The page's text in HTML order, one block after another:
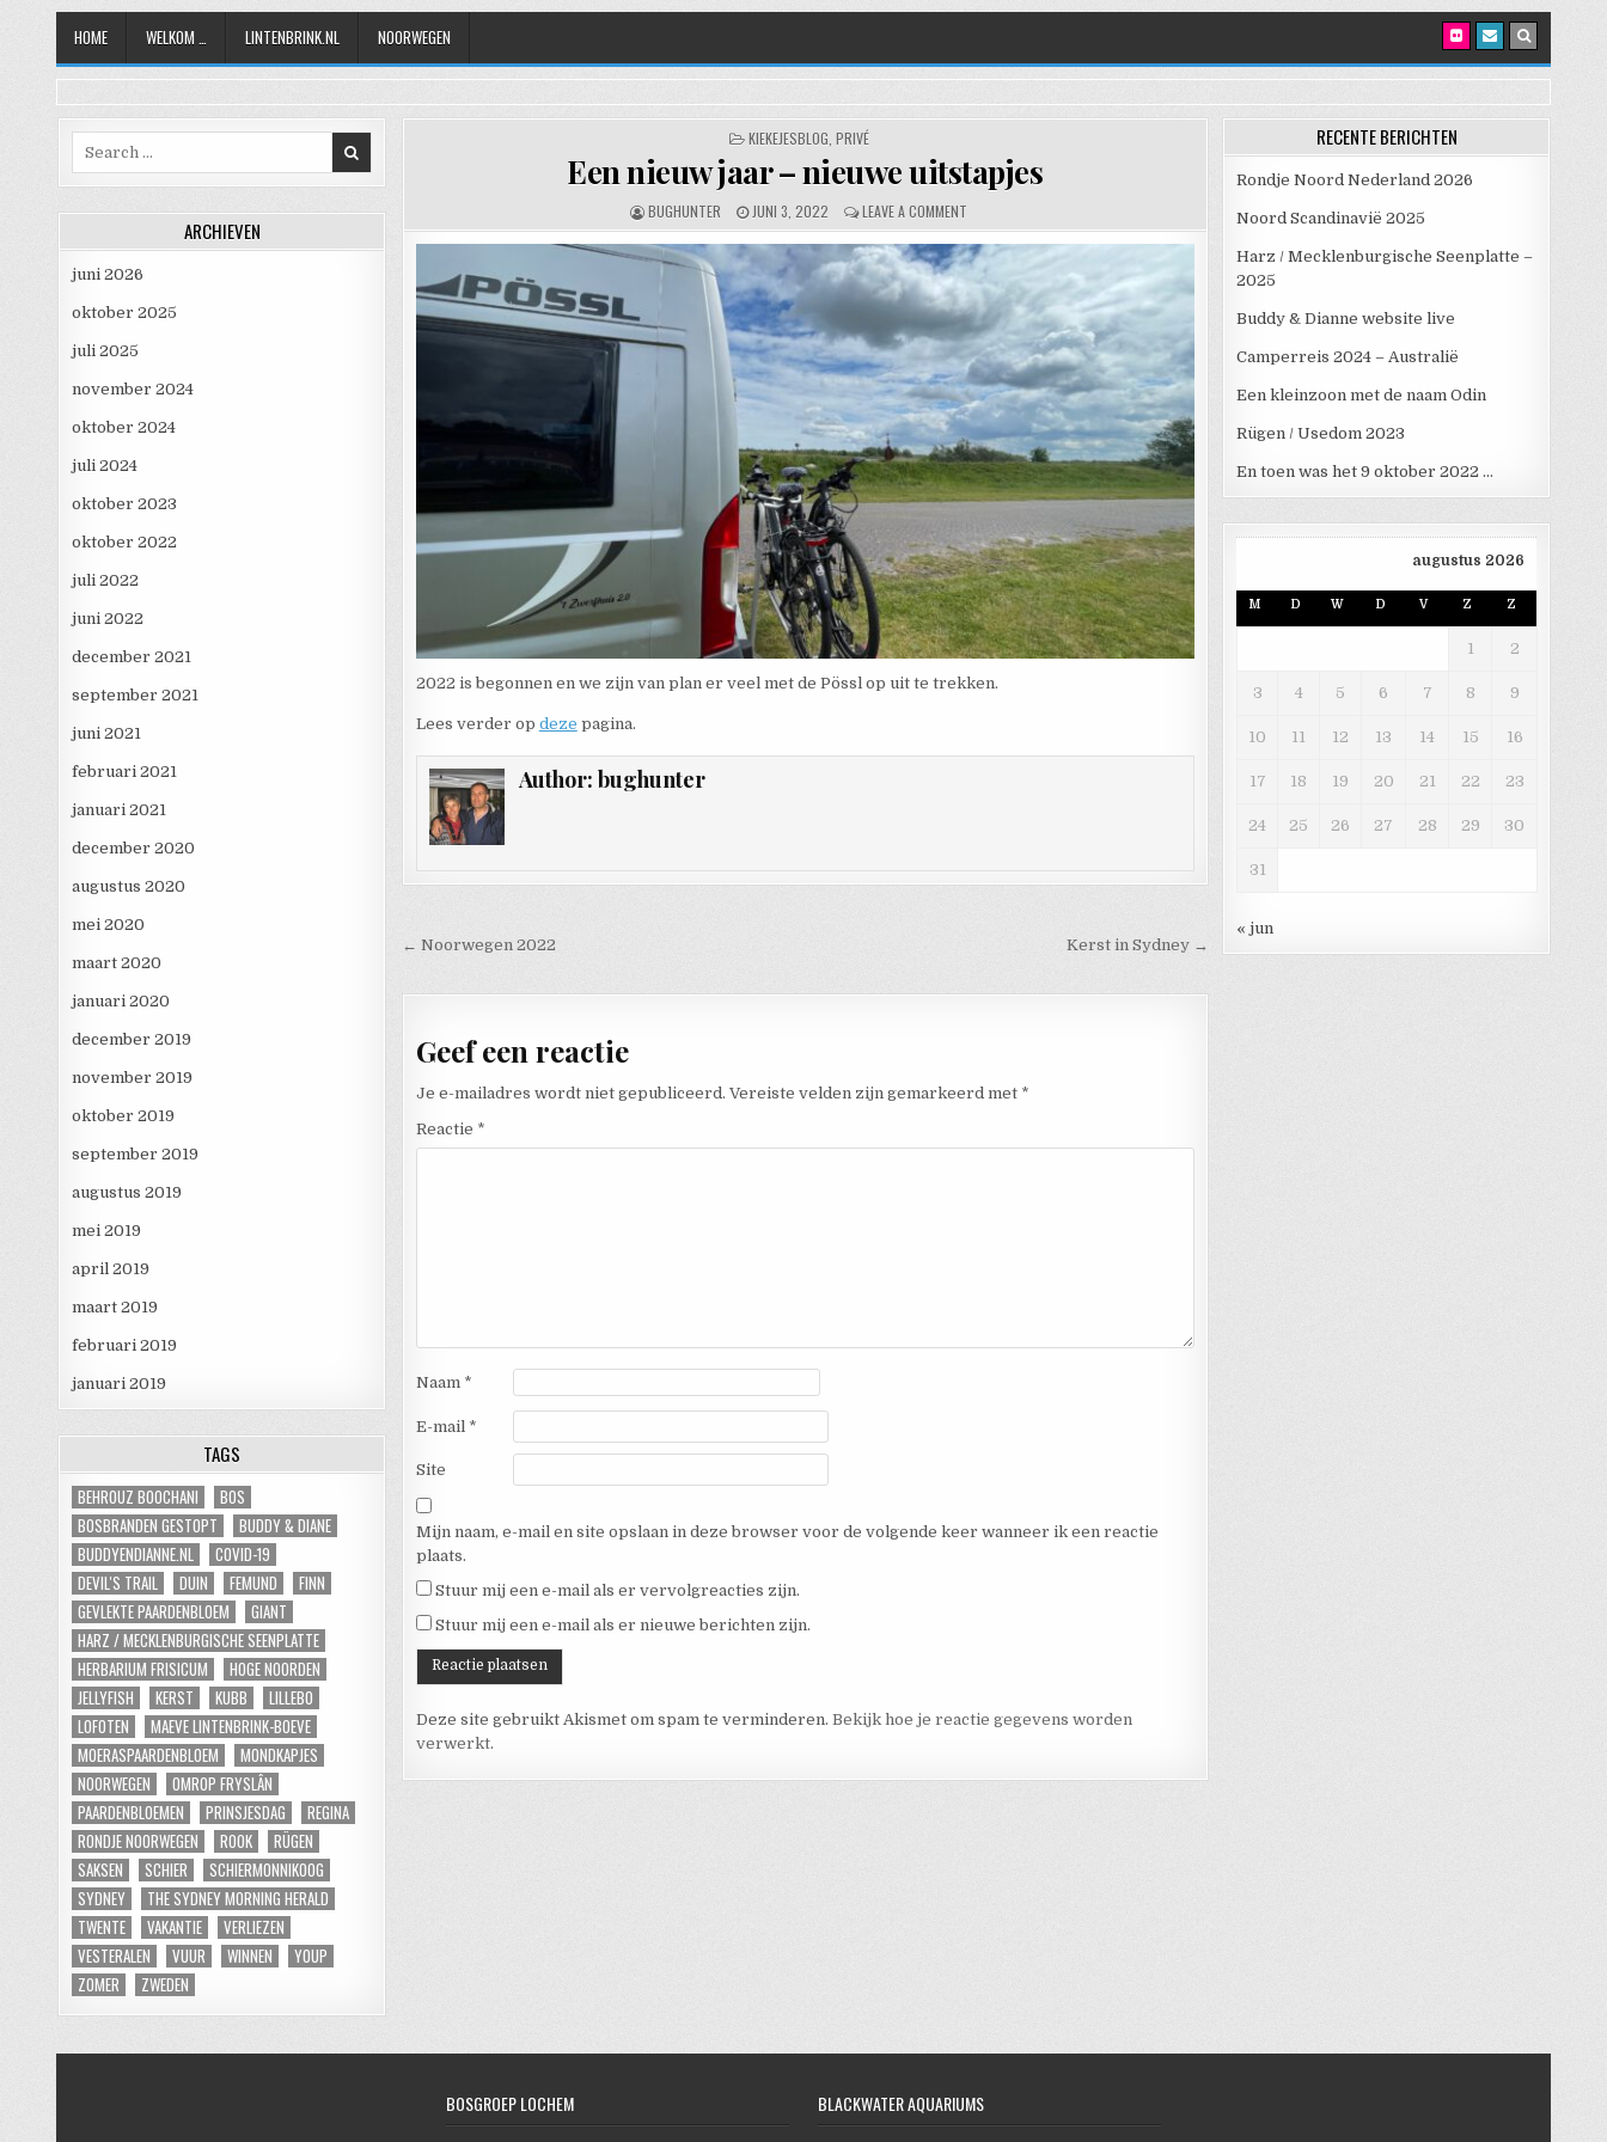
HOME WELKOM … LINTENBRINK.NL NOORWEGEN
POSTED IN
KIEKEJESBLOG PRIVÉ
Een nieuw jaar – nieuwe uitstapjes
AUTHOR:
BUGHUNTER PUBLISHED DATE:
JUNI 3, 2022 LEAVE A COMMENT
2022 is begonnen en we zijn van plan er veel met de Pössl op uit te trekken.
Lees verder op deze pagina.
Author:bughunter
Bericht navigatie Kerst in Sydney →
← Noorwegen 2022
Geef een reactie
Je e-mailadres wordt niet gepubliceerd. Vereiste velden zijn gemarkeerd met *
Reactie *
Naam *
E-mail *
Site
Mijn naam, e-mail en site opslaan in deze browser voor de volgende keer wanneer ik een reactie
plaats.
Stuur mij een e-mail als er vervolgreacties zijn.
Stuur mij een e-mail als er nieuwe berichten zijn.
Deze site gebruikt Akismet om spam te verminderen. Bekijk hoe je reactie gegevens worden
verwerkt.
Search for:
ARCHIEVEN
juni 2026
oktober 2025
juli 2025
november 2024
oktober 2024
juli 2024
oktober 2023
oktober 2022
juli 2022
juni 2022
december 2021
september 2021
juni 2021
februari 2021
januari 2021
december 2020
augustus 2020
mei 2020
maart 2020
januari 2020
december 2019
november 2019
oktober 2019
september 2019
augustus 2019
mei 2019
april 2019
maart 2019
februari 2019
januari 2019
TAGS
BEHROUZ BOOCHANI
BOS
BOSBRANDEN GESTOPT
BUDDY & DIANE
BUDDYENDIANNE.NL
COVID-19
DEVIL'S TRAIL
DUIN FEMUND
FINN
GEVLEKTE PAARDENBLOEM
GIANT
HARZ / MECKLENBURGISCHE SEENPLATTE
HERBARIUM FRISICUM
HOGE NOORDEN
JELLYFISH
KERST KUBB
LILLEBO
LOFOTEN
MAEVE LINTENBRINK-BOEVE
MOERASPAARDENBLOEM
MONDKAPJES
NOORWEGEN
OMROP FRYSLÂN
PAARDENBLOEMEN
PRINSJESDAG
REGINA
RONDJE NOORWEGEN
ROOK
RÜGEN
SAKSEN
SCHIER
SCHIERMONNIKOOG
SYDNEY
THE SYDNEY MORNING HERALD
TWENTE
VAKANTIE
VERLIEZEN
VESTERALEN
VUUR WINNEN
YOUP
ZOMER
ZWEDEN
RECENTE BERICHTEN
Rondje Noord Nederland 2026
Noord Scandinavië 2025
Harz / Mecklenburgische Seenplatte –
2025
Buddy & Dianne website live
Camperreis 2024 – Australië
Een kleinzoon met de naam Odin
Rügen / Usedom 2023
En toen was het 9 oktober 2022 …
augustus 2026
M D W D V Z Z
1 2
3 4 5 6 7 8 9
10 11 12 13 14 15 16
17 18 19 20 21 22 23
24 25 26 27 28 29 30
31
« jun
BOSGROEP LOCHEM BLACKWATER AQUARIUMS